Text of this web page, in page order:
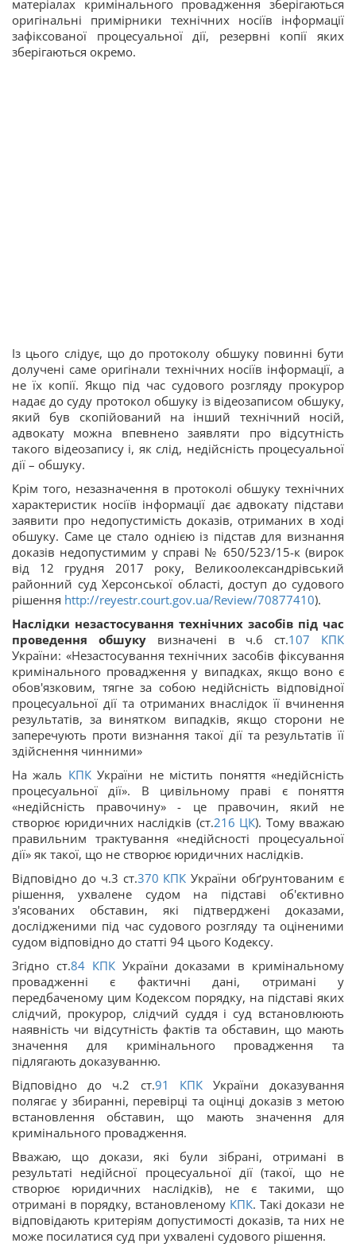
матеріалах кримінального провадження зберігаються
оригінальні примірники технічних носіїв інформації
зафіксованої процесуальної дії, резервні копії яких
зберігаються окремо.
Із цього слідує, що до протоколу обшуку повинні бути
долучені саме оригінали технічних носіїв інформації, а
не їх копії. Якщо під час судового розгляду прокурор
надає до суду протокол обшуку із відеозаписом обшуку,
який був скопійований на інший технічний носій,
адвокату можна впевнено заявляти про відсутність
такого відеозапису і, як слід, недійсність процесуальної
дії – обшуку.
Крім того, незазначення в протоколі обшуку технічних
характеристик носіїв інформації дає адвокату підстави
заявити про недопустимість доказів, отриманих в ході
обшуку. Саме це стало однією із підстав для визнання
доказів недопустимим у справі № 650/523/15-к (вирок
від 12 грудня 2017 року, Великоолександрівський
районний суд Херсонської області, доступ до судового
рішення http://reyestr.court.gov.ua/Review/70877410).
Наслідки незастосування технічних засобів під час
проведення обшукувизначені в ч.6 ст.107 КПК
України: «Незастосування технічних засобів фіксування
кримінального провадження у випадках, якщо воно є
обов'язковим, тягне за собою недійсність відповідної
процесуальної дії та отриманих внаслідок її вчинення
результатів, за винятком випадків, якщо сторони не
заперечують проти визнання такої дії та результатів її
здійснення чинними»
На жаль КПКУкраїни не містить поняття «недійсність
процесуальної дії». В цивільному праві є поняття
«недійсність правочину» - це правочин, який не
створює юридичних наслідків (ст.216 ЦК). Тому вважаю
правильним трактування «недійсності процесуальної
дії» як такої, що не створює юридичних наслідків.
Відповідно до ч.3 ст.370 КПК України обґрунтованим є
рішення, ухвалене судом на підставі об'єктивно
з'ясованих обставин, які підтверджені доказами,
дослідженими під час судового розгляду та оціненими
судом відповідно до статті 94 цього Кодексу.
Згідно ст.84 КПКУкраїни доказами в кримінальному
провадженні є фактичні дані, отримані у
передбаченому цим Кодексом порядку, на підставі яких
слідчий, прокурор, слідчий суддя і суд встановлюють
наявність чи відсутність фактів та обставин, що мають
значення для кримінального провадження та
підлягають доказуванню.
Відповідно до ч.2 ст.91 КПКУкраїни доказування
полягає у збиранні, перевірці та оцінці доказів з метою
встановлення обставин, що мають значення для
кримінального провадження.
Вважаю, що докази, які були зібрані, отримані в
результаті недійсної процесуальної дії (такої, що не
створює юридичних наслідків), не є такими, що
отримані в порядку, встановленому КПК. Такі докази не
відповідають критеріям допустимості доказів, та них не
може посилатися суд при ухвалені судового рішення.